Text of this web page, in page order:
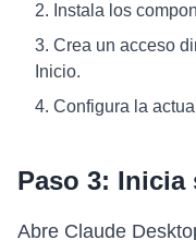
Instala los
Crea un acceso
Inicio.
Configura la
Paso 3: Inicia
Abre Claude